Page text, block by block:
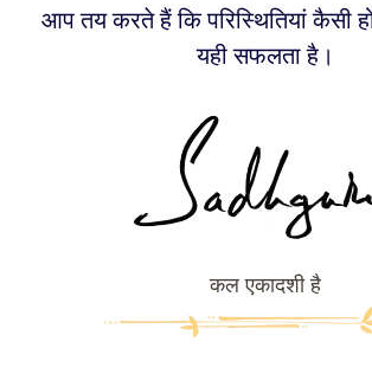
आप तय करते हैं कि परिस्थितियां कैसी
यही सफलता है।
कल एकादशी है